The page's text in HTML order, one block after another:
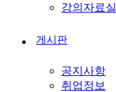
강의자료실
게시판
공지사항
취업정보